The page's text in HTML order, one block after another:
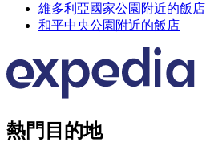
維多利亞國家公園附近的飯店
和平中央公園附近的飯店
熱門目的地